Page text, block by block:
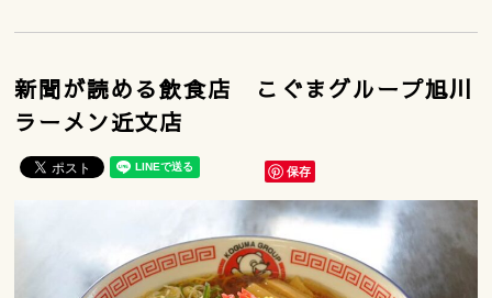
新聞が読める飲食店 こぐまグループ旭川
ラーメン近文店
保存